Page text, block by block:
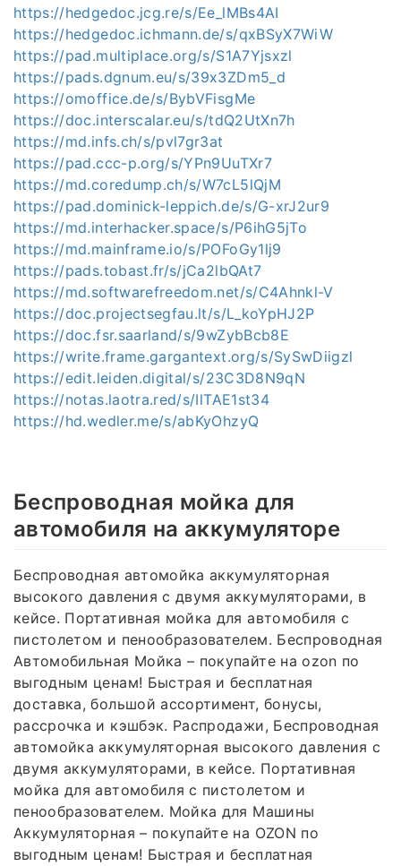
https://hedgedoc.jcg.re/s/Ee_lMBs4AI
https://hedgedoc.ichmann.de/s/qxBSyX7WiW
https://pad.multiplace.org/s/S1A7Yjsxzl
https://pads.dgnum.eu/s/39x3ZDm5_d
https://omoffice.de/s/BybVFisgMe
https://doc.interscalar.eu/s/tdQ2UtXn7h
https://md.infs.ch/s/pvl7gr3at
https://pad.ccc-p.org/s/YPn9UuTXr7
https://md.coredump.ch/s/W7cL5lQjM
https://pad.dominick-leppich.de/s/G-xrJ2ur9
https://md.interhacker.space/s/P6ihG5jTo
https://md.mainframe.io/s/POFoGy1lj9
https://pads.tobast.fr/s/jCa2lbQAt7
https://md.softwarefreedom.net/s/C4Ahnkl-V
https://doc.projectsegfau.lt/s/L_koYpHJ2P
https://doc.fsr.saarland/s/9wZybBcb8E
https://write.frame.gargantext.org/s/SySwDiigzl
https://edit.leiden.digital/s/23C3D8N9qN
https://notas.laotra.red/s/IlTAE1st34
https://hd.wedler.me/s/abKyOhzyQ
Беспроводная мойка для
автомобиля на аккумуляторе
Беспроводная автомойка аккумуляторная
высокого давления с двумя аккумуляторами, в
кейсе. Портативная мойка для автомобиля с
пистолетом и пенообразователем. Беспроводная
Автомобильная Мойка – покупайте на ozon по
выгодным ценам! Быстрая и бесплатная
доставка, большой ассортимент, бонусы,
рассрочка и кэшбэк. Распродажи, Беспроводная
автомойка аккумуляторная высокого давления с
двумя аккумуляторами, в кейсе. Портативная
мойка для автомобиля с пистолетом и
пенообразователем. Мойка для Машины
Аккумуляторная – покупайте на OZON по
выгодным ценам! Быстрая и бесплатная